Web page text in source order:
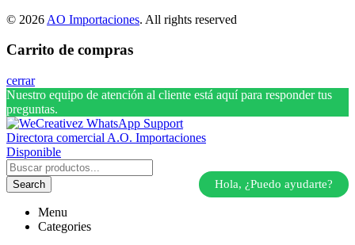
© 2026 AO Importaciones. All rights reserved
Carrito de compras
cerrar
Nuestro equipo de atención al cliente está aquí para responder tus
preguntas.
Directora comercial A.O. Importaciones
Disponible
Hola, ¿Puedo ayudarte?
Search
Menu
Categories